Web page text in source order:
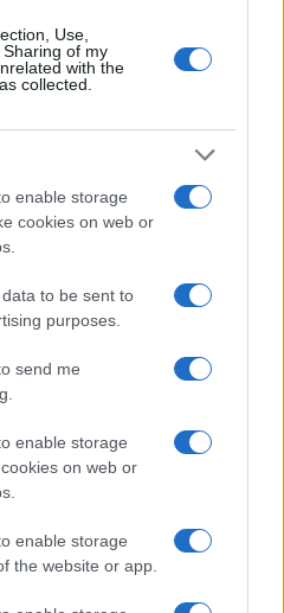
Use,
of my
with the
collected.
enable storage
cookies on web or
to be sent to
purposes.
send me
enable storage
on web or
enable storage
the website or app.